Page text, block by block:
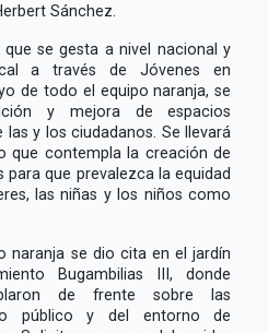
Sánchez.
se gesta a nivel nacional y
a través de Jóvenes en
de todo el equipo naranja, se
y mejora de espacios
y los ciudadanos. Se llevará
que contempla la creación de
para que prevalezca la equidad
las niñas y los niños como
naranja se dio cita en el jardín
Bugambilias III, donde
de frente sobre las
público y del entorno de